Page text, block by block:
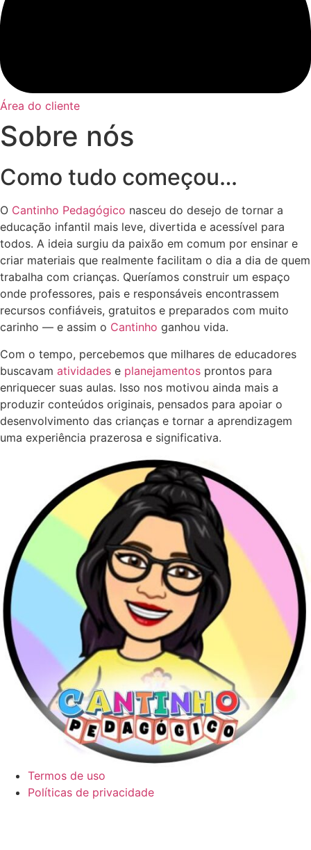
Área do cliente
Sobre nós
Como tudo começou…
O Cantinho Pedagógico nasceu do desejo de tornar a
educação infantil mais leve, divertida e acessível para
todos. A ideia surgiu da paixão em comum por ensinar e
criar materiais que realmente facilitam o dia a dia de quem
trabalha com crianças. Queríamos construir um espaço
onde professores, pais e responsáveis encontrassem
recursos confiáveis, gratuitos e preparados com muito
carinho — e assim o Cantinho ganhou vida.
Com o tempo, percebemos que milhares de educadores
buscavam atividades e planejamentos prontos para
enriquecer suas aulas. Isso nos motivou ainda mais a
produzir conteúdos originais, pensados para apoiar o
desenvolvimento das crianças e tornar a aprendizagem
uma experiência prazerosa e significativa.
Termos de uso
Políticas de privacidade